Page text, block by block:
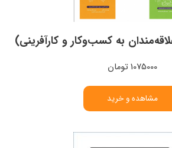
به کسب‌و‌کار و کارآفرینی)
1075000 تومان
مشاهده و خرید